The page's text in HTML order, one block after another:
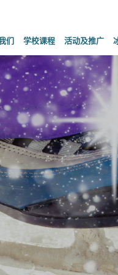
们 学校课程 活动及推广